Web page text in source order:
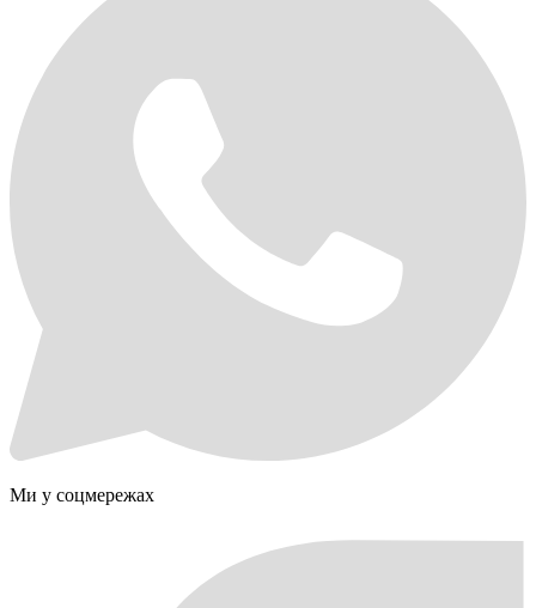
Ми у соцмережах